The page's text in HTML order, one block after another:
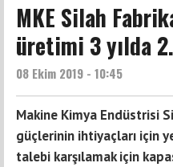
MKE Silah
üretimi 3 yılda
08 Ekim 2019 - 10:45
Makine Kimya Endüstrisi
güçlerinin ihtiyaçları için
talebi karşılamak için